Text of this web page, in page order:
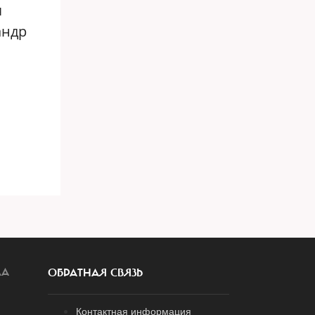
ОБРАТНАЯ СВЯЗЬ
Контактная информация